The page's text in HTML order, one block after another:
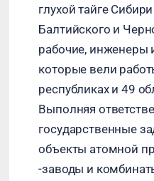
глухой тайге
Балтийского и
рабочие, инженеры
которые вели
республиках и 49
Выполняя
государственные
объекты атомной
-заводы и